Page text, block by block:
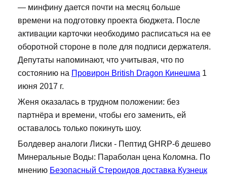
— минфину дается почти на месяц больше
времени на подготовку проекта бюджета. После
активации карточки необходимо расписаться на ее
оборотной стороне в поле для подписи держателя.
Депутаты напоминают, что учитывая, что по
состоянию на Провирон British Dragon Кинешма 1
июня 2017 г.
Женя оказалась в трудном положении: без
партнёра и времени, чтобы его заменить, ей
оставалось только покинуть шоу.
Болдевер аналоги Лиски - Пептид GHRP-6 дешево
Минеральные Воды: Параболан цена Коломна. По
мнению Безопасный Стероидов доставка Кузнецк